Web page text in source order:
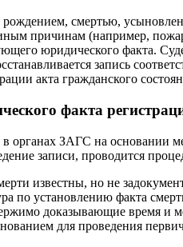
рождением, смертью,
причинам (например,
юридического факта.
запись
акта гражданского
факта
органах ЗАГС на основании
записи, проводится
известны, но не
по установлению факта
доказывающие время и
для проведения